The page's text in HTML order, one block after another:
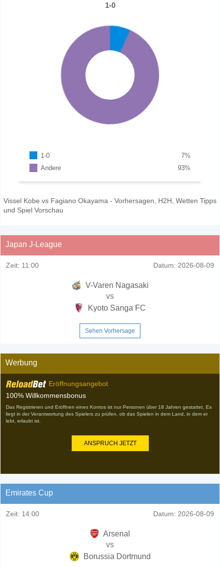
1-0
1-0 %
7
Andere
%
93
Vissel Kobe vs Fagiano Okayama - Vorhersagen, H2H, Wetten Tipps
und Spiel Vorschau
Japan J-League
Zeit: 11:00 Datum: 2026-08-09
V-Varen Nagasaki
vs
Kyoto Sanga FC
Sehen Vorhersage
Werbung
Eröffnungsangebot
100% Willkommensbonus
Das Registrieren und Eröffnen eines Kontos ist nur Personen über 18 Jahren gestattet. Es
liegt in der Verantwortung des Spielers zu prüfen, ob das Spielen in dem Land, in dem er
lebt, erlaubt ist.
ANSPRUCH JETZT
Emirates Cup
Zeit: 14:00 Datum: 2026-08-09
Arsenal
vs
Borussia Dortmund